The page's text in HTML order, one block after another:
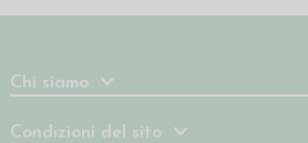
Chi siamo
Condizioni del sito